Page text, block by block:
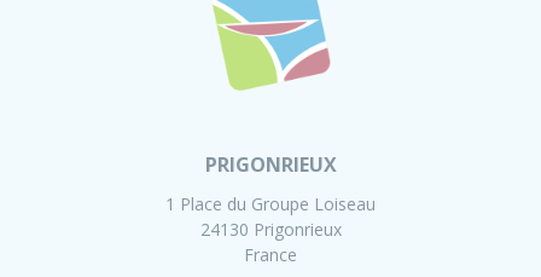
PRIGONRIEUX
1 Place du Groupe Loiseau
24130 Prigonrieux
France